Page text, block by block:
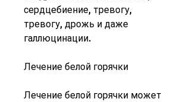
сердцебиение, тревогу,
тревогу, дрожь и даже
галлюцинации.
Лечение белой горячки
Лечение белой горячки может